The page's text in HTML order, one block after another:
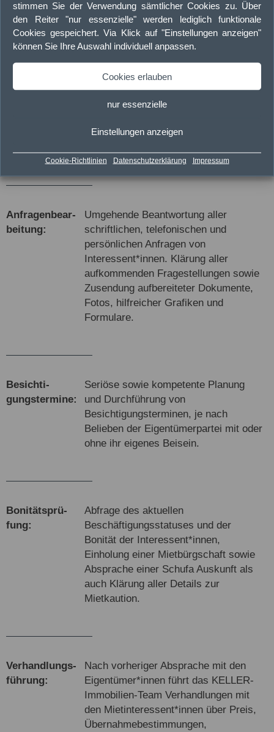
stimmen Sie der Verwendung sämtlicher Cookies zu. Über
den Reiter "nur essenzielle" werden lediglich funktionale
Cookies gespeichert. Via Klick auf "Einstellungen anzeigen"
können Sie Ihre Auswahl individuell anpassen.
Cookies erlauben
nur essenzielle
Einstellungen anzeigen
Cookie-Richtlinien Datenschutzerklärung Impressum
Suchprofil von Interessent*innen mit
dem Immobilienbestand bzw. neuen
Angeboten abgleicht und somit den
als auch zu einer schnelleren
An­fragen­bear­
bei­tung:
Umgehende Beantwortung aller
schriftlichen, telefonischen und
persönlichen Anfragen von
Interessent*innen. Klärung aller
aufkommenden Fragestellungen sowie
Zusendung aufbereiteter Dokumente,
Fotos, hilfreicher Grafiken und
Formulare.
Be­sichti­
gungs­ter­mine:
Seriöse sowie kompetente Planung
und Durchführung von
Besichtigungsterminen, je nach
Belieben der Eigentümerpartei mit oder
ohne ihr eigenes Beisein.
Boni­täts­prü­
fung:
Abfrage des aktuellen
Beschäftigungsstatuses und der
Bonität der Interessent*innen,
Einholung einer Mietbürgschaft sowie
Absprache einer Schufa Auskunft als
auch Klärung aller Details zur
Mietkaution.
Ver­hand­lungs­
führung:
Nach vorheriger Absprache mit den
Eigentümer*innen führt das KELLER-
Immobilien-Team Verhandlungen mit
den Mietinteressent*innen über Preis,
Übernahmebestimmungen,